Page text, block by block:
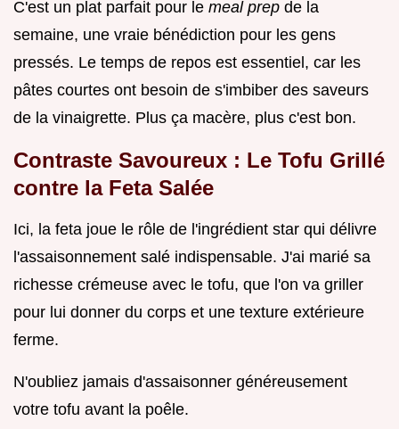
C'est un plat parfait pour le meal prep de la
semaine, une vraie bénédiction pour les gens
pressés. Le temps de repos est essentiel, car les
pâtes courtes ont besoin de s'imbiber des saveurs
de la vinaigrette. Plus ça macère, plus c'est bon.
Contraste Savoureux : Le Tofu Grillé
contre la Feta Salée
Ici, la feta joue le rôle de l'ingrédient star qui délivre
l'assaisonnement salé indispensable. J'ai marié sa
richesse crémeuse avec le tofu, que l'on va griller
pour lui donner du corps et une texture extérieure
ferme.
N'oubliez jamais d'assaisonner généreusement
votre tofu avant la poêle.